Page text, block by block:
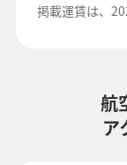
掲載運賃は、
航
ア